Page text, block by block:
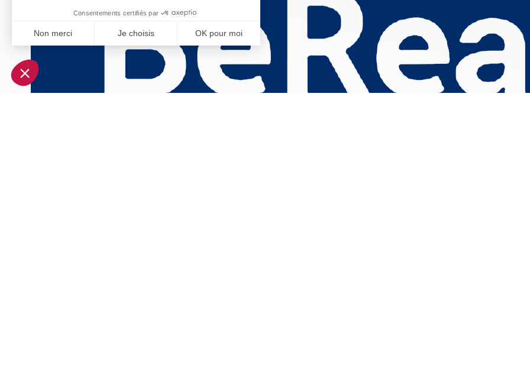
Consentements certifiés par
Non merci Je choisis OK pour moi
Plateforme de Gestion du Consentement : Personnalisez vos Options
Notre plateforme vous permet d'adapter et de gérer vos paramètres de confidentialité, en garantissant la conformité avec